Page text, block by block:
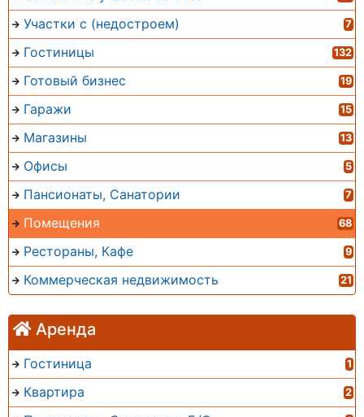
Участки с (недостроем) 7
Гостиницы 132
Готовый бизнес 19
Гаражи 15
Магазины 13
Офисы 5
Пансионаты, Санатории 7
Помещения 68
Рестораны, Кафе 9
Коммерческая недвижимость 21
Аренда
Гостиница 1
Квартира 2